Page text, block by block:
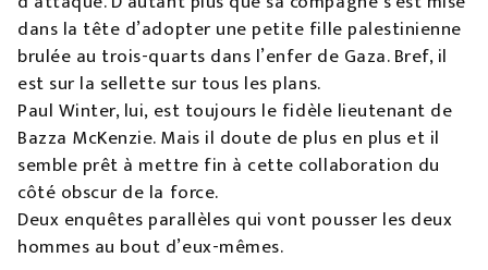
dans la tête d’adopter une petite fille palestinienne
brulée au trois-quarts dans l’enfer de Gaza. Bref, il
est sur la sellette sur tous les plans.
Paul Winter, lui, est toujours le fidèle lieutenant de
Bazza McKenzie. Mais il doute de plus en plus et il
semble prêt à mettre fin à cette collaboration du
côté obscur de la force.
Deux enquêtes parallèles qui vont pousser les deux
hommes au bout d’eux-mêmes.